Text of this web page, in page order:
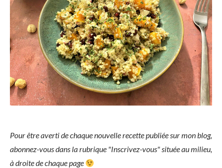
Pour être averti de chaque nouvelle recette publiée sur mon blog,
abonnez-vous dans la rubrique "Inscrivez-vous" située au milieu,
à droite de chaque page